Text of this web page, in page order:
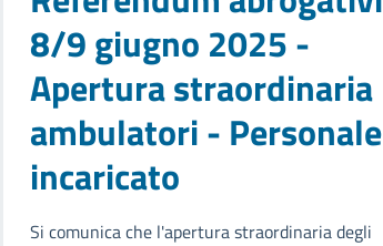
8/9 giugno 2025 -
Apertura straordinaria
ambulatori - Personale
incaricato
Si comunica che l'apertura straordinaria degli